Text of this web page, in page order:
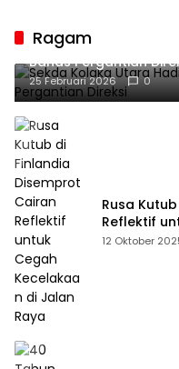
Ragam
Sekda Kolaka Utara
Bahas Pergantian
25 Februari 2026 0
Rusa
Reflektif
Raya
12 Oktober